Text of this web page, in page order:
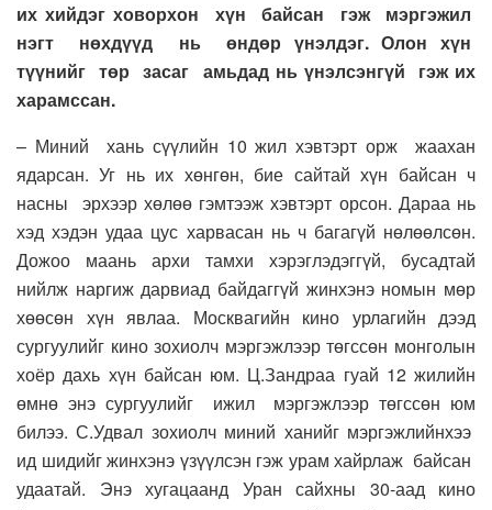
их хийдэг ховорхон хүн байсан гэж мэргэжил
нэгт нөхдүүд нь өндөр үнэлдэг. Олон хүн
түүнийг төр засаг амьдад нь үнэлсэнгүй гэж их
харамссан.
– Миний хань сүүлийн 10 жил хэвтэрт орж жаахан
ядарсан. Уг нь их хөнгөн, бие сайтай хүн байсан ч
насны эрхээр хөлөө гэмтээж хэвтэрт орсон. Дараа нь
хэд хэдэн удаа цус харвасан нь ч багагүй нөлөөлсөн.
Дожоо маань архи тамхи хэрэглэдэггүй, бусадтай
нийлж наргиж дарвиад байдаггүй жинхэнэ номын мөр
хөөсөн хүн явлаа. Москвагийн кино урлагийн дээд
сургуулийг кино зохиолч мэргэжлээр төгссөн монголын
хоёр дахь хүн байсан юм. Ц.Зандраа гуай 12 жилийн
өмнө энэ сургуулийг ижил мэргэжлээр төгссөн юм
билээ. С.Удвал зохиолч миний ханийг мэргэжлийнхээ
ид шидийг жинхэнэ үзүүлсэн гэж урам хайрлаж байсан
удаатай. Энэ хугацаанд Уран сайхны 30-аад кино